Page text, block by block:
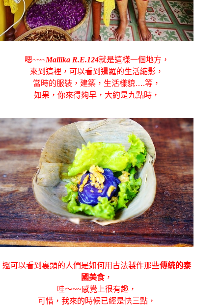
嗯~~~Mallika R.E.124就是這樣一個地方，
來到這裡，可以看到暹羅的生活縮影，
當時的服裝，建築，生活樣貌….等，
如果，你來得夠早，大約是九點時，
還可以看到裏頭的人們是如何用古法製作那些傳統的泰
國美食，
哇～~~感覺上很有趣，
可惜，我來的時候已經是快三點，